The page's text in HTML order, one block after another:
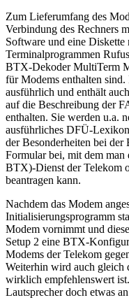
Zum Lieferumfang des
Verbindung des Rechners
Software und eine
Terminalprogrammen
BTX-Dekoder MultiTerm
für Modems enthalten
ausführlich und enthält
auf die Beschreibung der
enthalten. Sie werden u.a.
ausführliches DFÜ-
der Besonderheiten bei
Formular bei, mit dem man
BTX)-Dienst der Telekom
beantragen kann.
Nachdem das Modem
Initialisierungsprogramm
Modem vornimmt und
Setup 2 eine BTX-
Modems der Telekom
Weiterhin wird auch gleich
wirklich empfehlenswert
Lautsprecher doch etwas an